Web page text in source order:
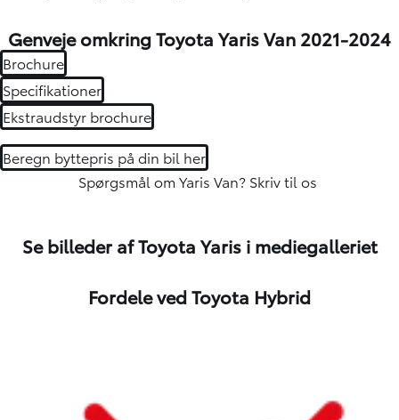
Genveje omkring Toyota Yaris Van 2021-2024
Brochure
Specifikationer
Ekstraudstyr brochure
Beregn byttepris på din bil her
Spørgsmål om Yaris Van? Skriv til os
Se billeder af Toyota Yaris i mediegalleriet
Fordele ved Toyota Hybrid